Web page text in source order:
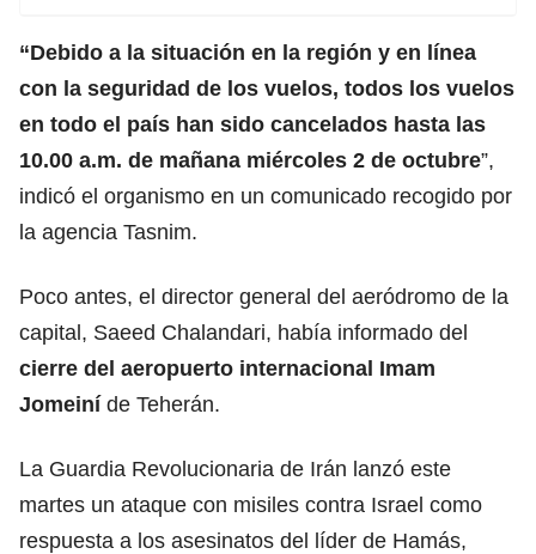
“Debido a la situación en la región y en línea
con la seguridad de los vuelos, todos los vuelos
en todo el país han sido cancelados hasta las
10.00 a.m. de mañana miércoles 2 de octubre”,
indicó el organismo en un comunicado recogido por
la agencia Tasnim.
Poco antes, el director general del aeródromo de la
capital, Saeed Chalandari, había informado del
cierre del aeropuerto internacional Imam
Jomeiníde Teherán.
La Guardia Revolucionaria de Irán lanzó este
martes un ataque con misiles contra Israel como
respuesta a los asesinatos del líder de Hamás,